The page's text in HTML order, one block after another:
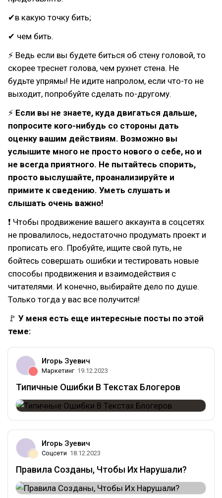
✔в какую точку бить;
✔ чем бить.
⚡ Ведь если вы будете биться об стену головой, то
скорее треснет голова, чем рухнет стена. Не
будьте упрямы! Не идите напролом, если что-то не
выходит, попробуйте сделать по-другому.
⚡ Если вы не знаете, куда двигаться дальше,
попросите кого-нибудь со стороны дать
оценку вашим действиям. Возможно вы
услышите много не просто нового о себе, но и
не всегда приятного. Не пытайтесь спорить,
просто выслушайте, проанализируйте и
примите к сведению. Уметь слушать и
слышать очень важно!
❗ Чтобы продвижение вашего аккаунта в соцсетях
не провалилось, недостаточно продумать проект и
прописать его. Пробуйте, ищите свой путь, не
бойтесь совершать ошибки и тестировать новые
способы продвижения и взаимодействия с
читателями. И конечно, выбирайте дело по душе.
Только тогда у вас все получится!
🚩 У меня есть еще интересные посты по этой
теме:
Игорь Зуевич
Маркетинг 19.12.2023
Типичные Ошибки В Текстах Блогеров
Игорь Зуевич
Соцсети 18.12.2023
Правила Созданы, Чтобы Их Нарушали?